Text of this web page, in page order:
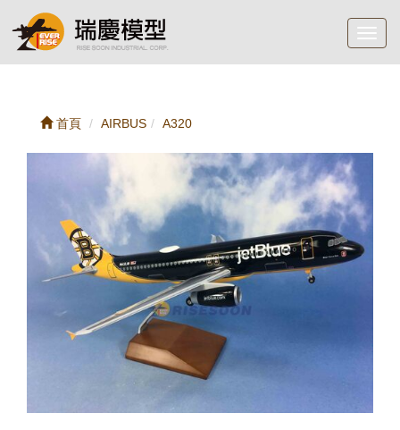
首頁 AIRBUS A320